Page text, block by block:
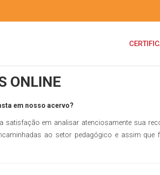
ONLINE
em nosso acervo?
satisfação em analisar atenciosamente sua
ao setor pedagógico e assim que